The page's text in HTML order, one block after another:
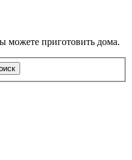
можете приготовить дома.